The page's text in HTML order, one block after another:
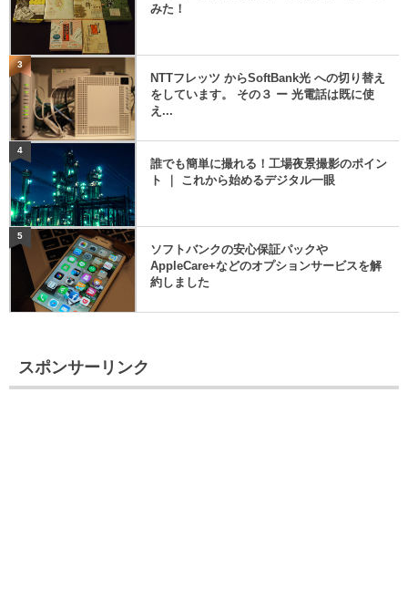
みた！
3
NTTフレッツ からSoftBank光 への切り替え
をしています。 その３ ー 光電話は既に使
え...
4
誰でも簡単に撮れる！工場夜景撮影のポイン
ト ｜ これから始めるデジタル一眼
5
ソフトバンクの安心保証パックや
AppleCare+などのオプションサービスを解
約しました
スポンサーリンク